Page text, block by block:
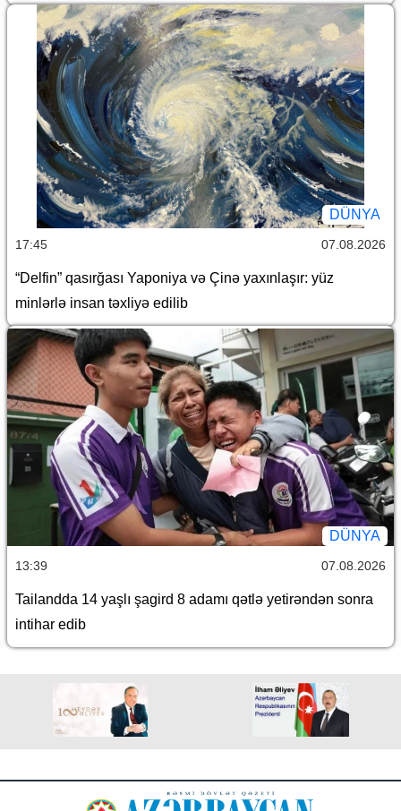
DÜNYA
17:45 07.08.2026
“Delfin” qasırğası Yaponiya və Çinə yaxınlaşır: yüz
minlərlə insan təxliyə edilib
DÜNYA
13:39 07.08.2026
Tailandda 14 yaşlı şagird 8 adamı qətlə yetirəndən sonra
intihar edib